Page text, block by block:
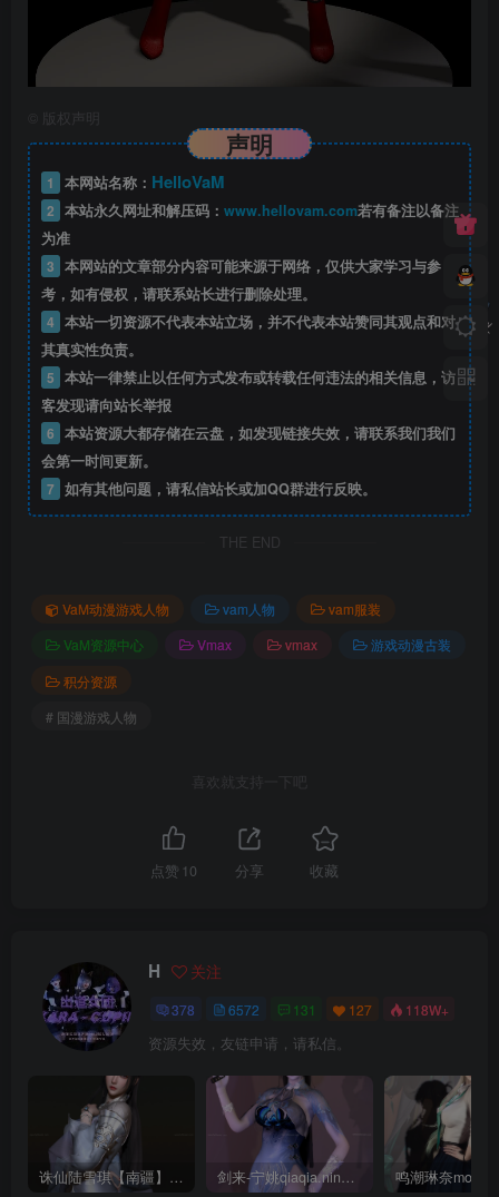
版权声明
声明
1 本网站名称： HelloVaM
2 本站永久网址和解压码： www.hellovam.com若有备注以备注
为准
3 本网站的文章部分内容可能来源于网络，仅供大家学习与参
考，如有侵权，请联系站长进行删除处理。
4 本站一切资源不代表本站立场，并不代表本站赞同其观点和对
其真实性负责。
5 本站一律禁止以任何方式发布或转载任何违法的相关信息，访
客发现请向站长举报
6 本站资源大都存储在云盘，如发现链接失效，请联系我们我们
会第一时间更新。
7 如有其他问题，请私信站长或加QQ群进行反映。
THE END
VaM动漫游戏人物 vam人物
vam服装
VaM资源中心
Vmax vmax
游戏动漫古装
积分资源
# 国漫游戏人物
喜欢就支持一下吧
点赞 10 分享 收藏
H 关注
378 6572 131 127 118W+
资源失效，友链申请，请私信。
诛仙陆雪琪【南疆】CoveRig 剑来-宁姚qiaqia.ningyao-re.1